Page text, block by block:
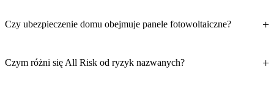
Czy ubezpieczenie domu obejmuje panele fotowoltaiczne?
Czym różni się All Risk od ryzyk nazwanych?